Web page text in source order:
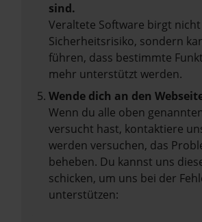
sind.
Veraltete Software birgt
Sicherheitsrisiko, sondern
führen, dass bestimmte
mehr unterstützt werden.
Wende dich an den
Wenn du alle oben
versucht hast, kontaktiere
werden versuchen, das
beheben. Du kannst uns
schicken, um uns bei der
unterstützen: